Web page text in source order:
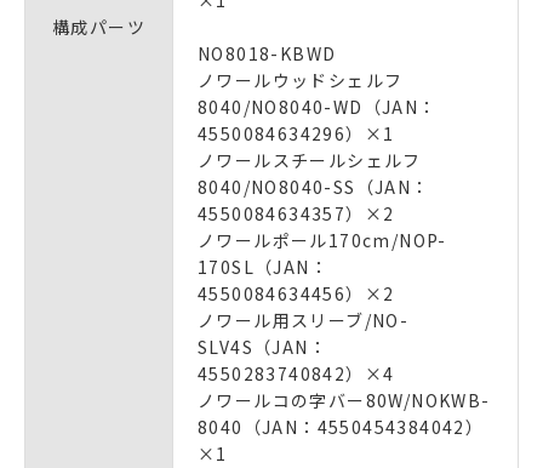
構成パーツ
NO8018-KBWD
ノワールウッドシェルフ
8040/NO8040-WD（JAN：
4550084634296）×1
ノワールスチールシェルフ
8040/NO8040-SS（JAN：
4550084634357）×2
ノワールポール170cm/NOP-
170SL（JAN：
4550084634456）×2
ノワール用スリーブ/NO-
SLV4S（JAN：
4550283740842）×4
ノワールコの字バー80W/NOKWB-
8040（JAN：4550454384042）
×1